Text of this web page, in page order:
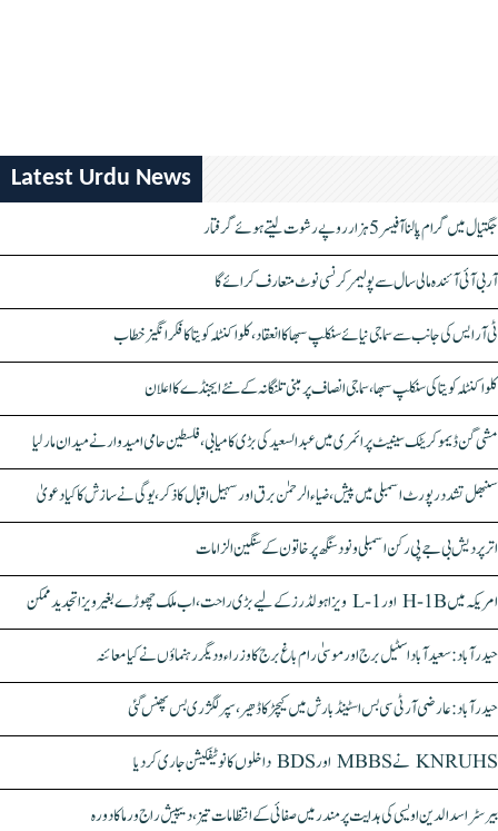
Latest Urdu News
جگتیال میں گرام پالنا آفیسر 5 ہزار روپے رشوت لیتے ہوئے گرفتار
آر بی آئی آئندہ مالی سال سے پولیمر کرنسی نوٹ متعارف کرائے گا
ٹی آر ایس کی جانب سے سماجی نیائے سنکلپ سبھا کا انعقاد، کلواکنٹلہ کویتا کا فکر انگیز خطاب
کلواکنٹلہ کویتا کی سنکلپ سبھا، سماجی انصاف پر مبنی تلنگانہ کے نئے ایجنڈے کا اعلان
مشی گن ڈیموکریٹک سینیٹ پرائمری میں عبدالسعید کی بڑی کامیابی، فلسطین حامی امیدوار نے میدان مار لیا
سنبھل تشدد رپورٹ اسمبلی میں پیش، ضیاء الرحمٰن برق اور سہیل اقبال کا ذکر، یوگی نے سازش کا کیا دعویٰ
اتر پردیش بی جے پی رکن اسمبلی ونود سنگھ پر خاتون کے سنگین الزامات
امریکہ میں H-1B اور L-1 ویزا ہولڈرز کے لیے بڑی راحت، اب ملک چھوڑے بغیر ویزا تجدید ممکن
حیدرآباد: سعیدآباد اسٹیل برج اور موسیٰ رام باغ برج کا وزراء و دیگر رہنماؤں نے کیا معائنہ
حیدرآباد: عارضی آر ٹی سی بس اسٹینڈ بارش میں کیچڑ کا ڈھیر، سپر لگژری بس پھنس گئی
KNRUHS نے MBBS اور BDS داخلوں کا نوٹیفکیشن جاری کر دیا
بیرسٹر اسدالدین اویسی کی ہدایت پر مندر میں صفائی کے انتظامات تیز، دیپیش راج ورما کا دورہ